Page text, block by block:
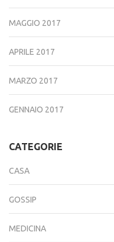
MAGGIO 2017
APRILE 2017
MARZO 2017
GENNAIO 2017
CATEGORIE
CASA
GOSSIP
MEDICINA